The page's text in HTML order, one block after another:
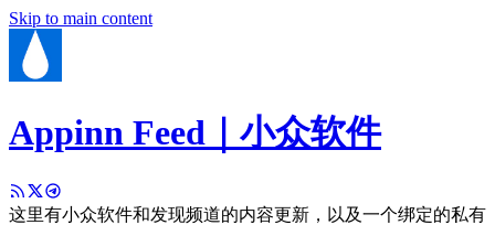
Skip to main content
Appinn Feed｜小众软件
这里有小众软件和发现频道的内容更新，以及一个绑定的私有